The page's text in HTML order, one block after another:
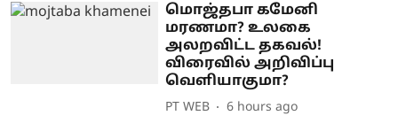
மொஜ்தபா கமேனி
மரணமா? உலகை
அலறவிட்ட தகவல்!
விரைவில் அறிவிப்பு
வெளியாகுமா?
PT WEB 6 hours ago